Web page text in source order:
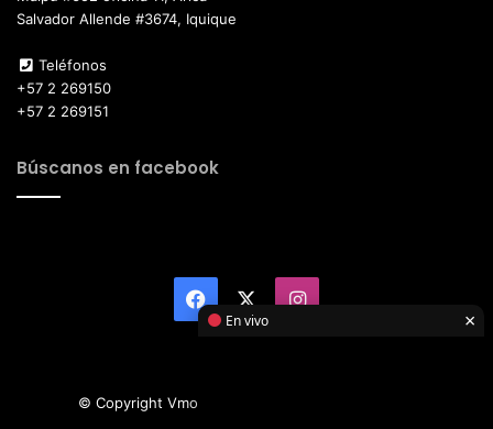
Salvador Allende #3674, Iquique
Teléfonos
+57 2 269150
+57 2 269151
Búscanos en facebook
Facebook Instagram
© Copyright Vmotor TI 2026, All Rights Reserved
En vivo ×